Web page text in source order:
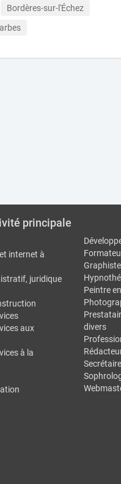
Bordères-sur-l'Échez
principale
internet à
juridique
aux
à la
Graphiste
Peintre
divers